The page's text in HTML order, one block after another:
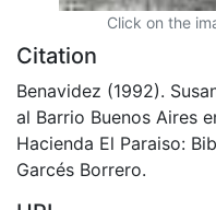
Click on the
Citation
Benavidez (1992).
al Barrio Buenos Aires
Hacienda El Paraiso:
Garcés Borrero.